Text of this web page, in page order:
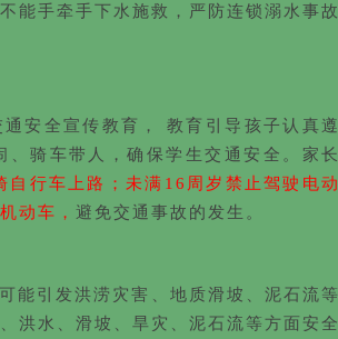
能手牵手下水施救，严防连锁溺水事故
安全宣传教育， 教育引导孩子认真遵
骑车带人，确保学生交通安全。家长
自行车上路；未满16周岁禁止驾驶电动
动车， 避免交通事故的发生。
能引发洪涝灾害、地质滑坡、泥石流等
洪水、滑坡、旱灾、泥石流等方面安全